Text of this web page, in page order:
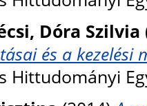
Dóra Szilvia
és a kezelési
Hittudományi